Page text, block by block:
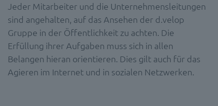
Jeder Mitarbeiter und die Unternehmensleitungen
sind angehalten, auf das Ansehen der d.velop
Gruppe in der Öffentlichkeit zu achten. Die
Erfüllung ihrer Aufgaben muss sich in allen
Belangen hieran orientieren. Dies gilt auch für das
Agieren im Internet und in sozialen Netzwerken.